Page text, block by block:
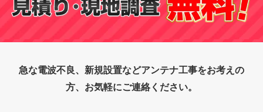
急な電波不良、新規設置などアンテナ工事をお考えの
方、お気軽にご連絡ください。